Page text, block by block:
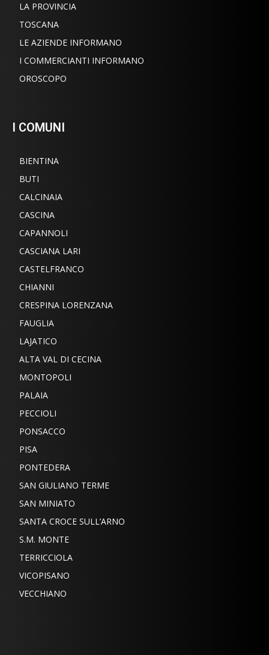
LA PROVINCIA
TOSCANA
LE AZIENDE INFORMANO
I COMMERCIANTI INFORMANO
OROSCOPO
I COMUNI
BIENTINA
BUTI
CALCINAIA
CASCINA
CAPANNOLI
CASCIANA LARI
CASTELFRANCO
CHIANNI
CRESPINA LORENZANA
FAUGLIA
LAJATICO
ALTA VAL DI CECINA
MONTOPOLI
PALAIA
PECCIOLI
PONSACCO
PISA
PONTEDERA
SAN GIULIANO TERME
SAN MINIATO
SANTA CROCE SULL’ARNO
S.M. MONTE
TERRICCIOLA
VICOPISANO
VECCHIANO